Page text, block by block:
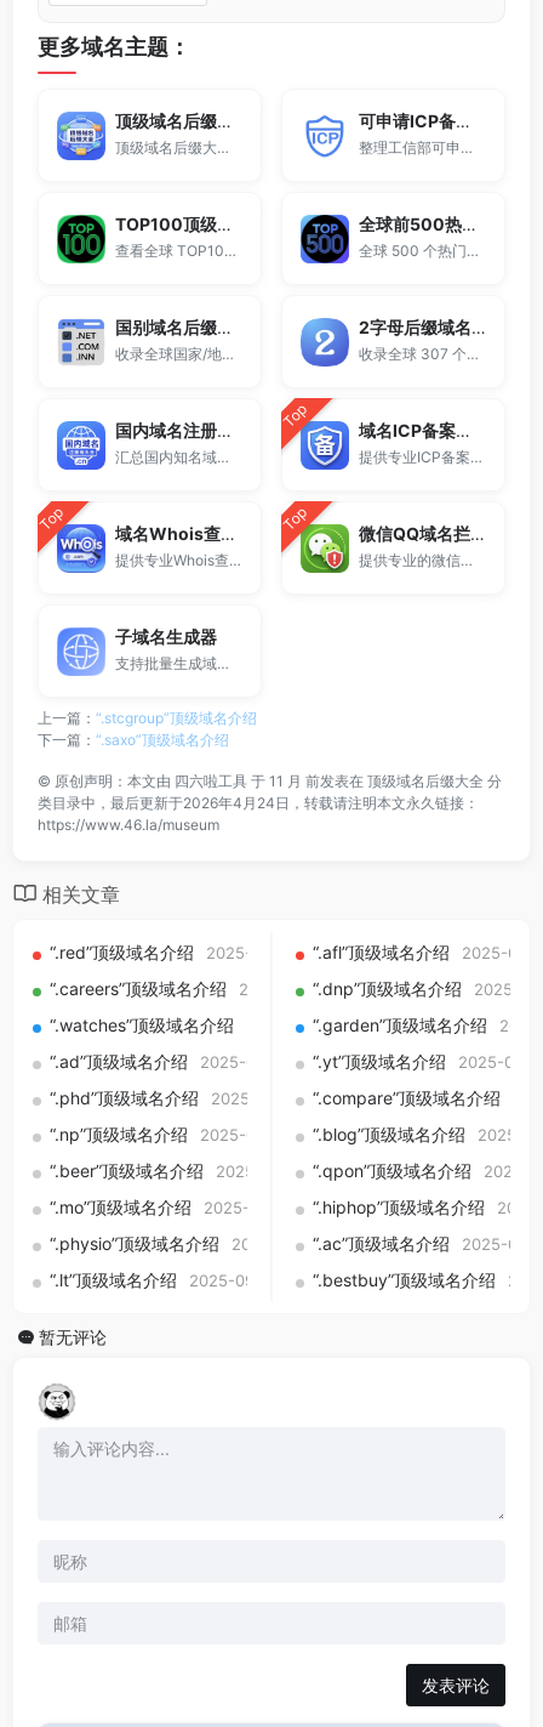
更多域名主题：
顶级域名后缀大全
顶级域名后缀大全收录全球已开放注册的所有TLD后缀，包括gTLD、ccTLD、品牌域名后缀等。
可申请ICP备案域名后缀大全
整理工信部可申请ICP网站备案的域名后缀大全。
TOP100顶级域名后缀排名榜
查看全球 TOP100 域名后缀。
全球前500热门域名后缀排行
全球 500 个热门域名后缀排名，展示注册量排行、是否可备案、适用范围与用途简介，帮助企业与个人在 2025 年快速选择合适的顶级域名。
国别域名后缀大全
收录全球国家/地区代码顶级域名。
2字母后缀域名大全
收录全球 307 个两字符域名后缀。
国内域名注册商大全
汇总国内知名域名注册商与服务平台。
Top 域名ICP备案查询
提供专业ICP备案查询与网站备案信息查询服务，支持域名备案号查询、网站是否备案检测及备案信息快速获取，适用于站长工具、域名检测与SEO分析。
Top 域名Whois查询工具
提供专业Whois查询与域名信息查询服务，支持查询域名注册信息、注册商、到期时间及DNS记录，适用于域名检测、SEO分析及站长工具使用。
Top 微信QQ域名拦截检测
提供专业的微信拦截检测、QQ拦截检测、域名被墙检测服务，一键查询网站是否被封、被拦截或被限制访问。
子域名生成器
支持批量生成域名与泛解析子域名，适用于站群部署、SEO测试与开发环境使用。
上一篇： “.stcgroup”顶级域名介绍
下一篇： “.saxo”顶级域名介绍
© 原创声明：本文由 四六啦工具 于 11 月 前发表在 顶级域名后缀大全 分
类目录中，最后更新于2026年4月24日，转载请注明本文永久链接：
https://www.46.la/museum
相关文章
“.red”顶级域名介绍 2025-09-01 “.afl”顶级域名介绍 2025-09-
“.careers”顶级域名介绍 2025-09-01“.dnp”顶级域名介绍 2025-
“.watches”顶级域名介绍 2025-09-01“.garden”顶级域名介绍
“.ad”顶级域名介绍 2025-09-01 “.yt”顶级域名介绍 2025-09-
“.phd”顶级域名介绍 2025-09-01 “.compare”顶级域名介绍
“.np”顶级域名介绍 2025-09-01 “.blog”顶级域名介绍 2025-
“.beer”顶级域名介绍 2025-09-01 “.qpon”顶级域名介绍 2025-
“.mo”顶级域名介绍 2025-09-01 “.hiphop”顶级域名介绍
“.physio”顶级域名介绍 2025-09-01“.ac”顶级域名介绍 2025-09-
“.lt”顶级域名介绍 2025-09-01 “.bestbuy”顶级域名介绍
暂无评论
发表评论